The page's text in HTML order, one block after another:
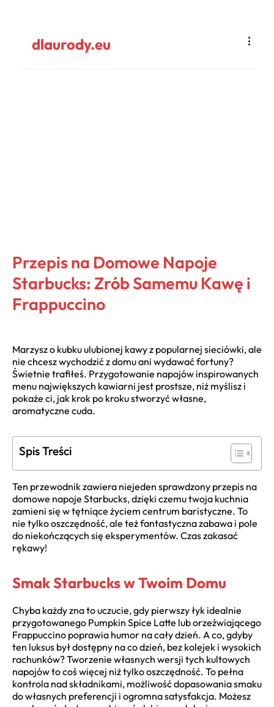
dlaurody.eu
Przepis na Domowe Napoje
Starbucks: Zrób Samemu Kawę i
Frappuccino
Marzysz o kubku ulubionej kawy z popularnej sieciówki, ale
nie chcesz wychodzić z domu ani wydawać fortuny?
Świetnie trafiłeś. Przygotowanie napojów inspirowanych
menu największych kawiarni jest prostsze, niż myślisz i
pokaże ci, jak krok po kroku stworzyć własne,
aromatyczne cuda.
Spis Treści
Ten przewodnik zawiera niejeden sprawdzony przepis na
domowe napoje Starbucks, dzięki czemu twoja kuchnia
zamieni się w tętniące życiem centrum baristyczne. To
nie tylko oszczędność, ale też fantastyczna zabawa i pole
do niekończących się eksperymentów. Czas zakasać
rękawy!
Smak Starbucks w Twoim Domu
Chyba każdy zna to uczucie, gdy pierwszy łyk idealnie
przygotowanego Pumpkin Spice Latte lub orzeźwiającego
Frappuccino poprawia humor na cały dzień. A co, gdyby
ten luksus był dostępny na co dzień, bez kolejek i wysokich
rachunków? Tworzenie własnych wersji tych kultowych
napojów to coś więcej niż tylko oszczędność. To pełna
kontrola nad składnikami, możliwość dopasowania smaku
do własnych preferencji i ogromna satysfakcja. Możesz